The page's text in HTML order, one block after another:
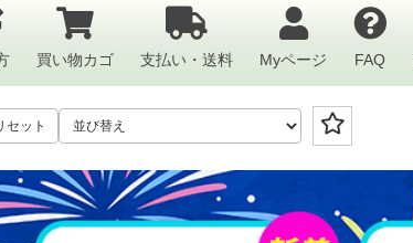
買い物カゴ 支払い・送料 Myページ FAQ
セット